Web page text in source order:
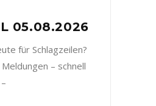
05.08.2026
für Schlagzeilen?
– schnell